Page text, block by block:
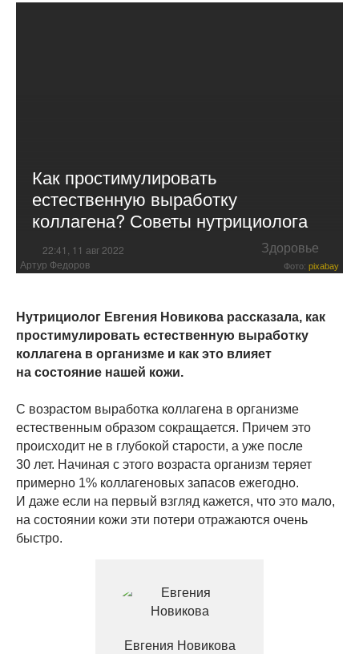
Как простимулировать
естественную выработку
коллагена? Советы нутрициолога
22:41, 11 авг 2022 Здоровье
Артур Федоров Фото: pixabay
Нутрициолог Евгения Новикова рассказала, как
простимулировать естественную выработку
коллагена в организме и как это влияет
на состояние нашей кожи.
С возрастом выработка коллагена в организме
естественным образом сокращается. Причем это
происходит не в глубокой старости, а уже после
30 лет. Начиная с этого возраста организм теряет
примерно 1% коллагеновых запасов ежегодно.
И даже если на первый взгляд кажется, что это мало,
на состоянии кожи эти потери отражаются очень
быстро.
Евгения Новикова